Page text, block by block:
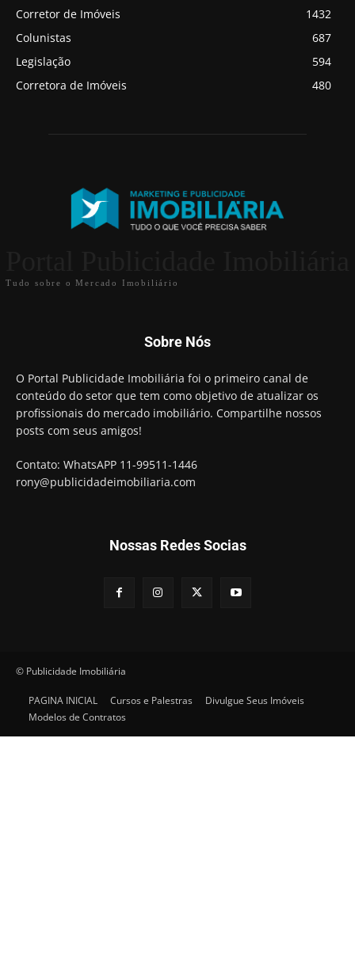
Corretor de Imóveis
1432
Colunistas
687
Legislação
594
Corretora de Imóveis
480
Tudo sobre o Mercado Imobiliário
Sobre Nós
O Portal Publicidade Imobiliária foi o primeiro canal de
conteúdo do setor que tem como objetivo de atualizar os
profissionais do mercado imobiliário. Compartilhe nossos
posts com seus amigos!
Contato: WhatsAPP 11-99511-1446
rony@publicidadeimobiliaria.com
Nossas Redes Socias
© Publicidade Imobiliária
PAGINA INICIAL Cursos e Palestras
Divulgue Seus Imóveis
Modelos de Contratos